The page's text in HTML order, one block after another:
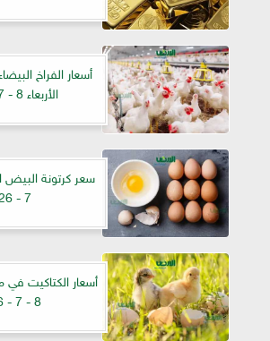
أسعار الفراخ
الأربعاء 8 - 7 - 2026
7 - 2026
أسعار الكتاكيت في
8 - 7 - 2026